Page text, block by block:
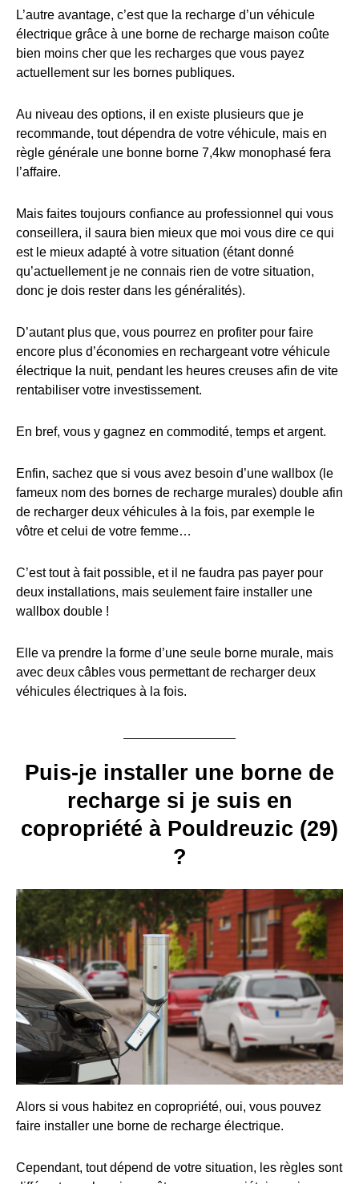
L’autre avantage, c’est que la recharge d’un véhicule
électrique grâce à une borne de recharge maison coûte
bien moins cher que les recharges que vous payez
actuellement sur les bornes publiques.
Au niveau des options, il en existe plusieurs que je
recommande, tout dépendra de votre véhicule, mais en
règle générale une bonne borne 7,4kw monophasé fera
l’affaire.
Mais faites toujours confiance au professionnel qui vous
conseillera, il saura bien mieux que moi vous dire ce qui
est le mieux adapté à votre situation (étant donné
qu’actuellement je ne connais rien de votre situation,
donc je dois rester dans les généralités).
D’autant plus que, vous pourrez en profiter pour faire
encore plus d’économies en rechargeant votre véhicule
électrique la nuit, pendant les heures creuses afin de vite
rentabiliser votre investissement.
En bref, vous y gagnez en commodité, temps et argent.
Enfin, sachez que si vous avez besoin d’une wallbox (le
fameux nom des bornes de recharge murales) double afin
de recharger deux véhicules à la fois, par exemple le
vôtre et celui de votre femme…
C’est tout à fait possible, et il ne faudra pas payer pour
deux installations, mais seulement faire installer une
wallbox double !
Elle va prendre la forme d’une seule borne murale, mais
avec deux câbles vous permettant de recharger deux
véhicules électriques à la fois.
Puis-je installer une borne de
recharge si je suis en
copropriété à Pouldreuzic (29)
?
Alors si vous habitez en copropriété, oui, vous pouvez
faire installer une borne de recharge électrique.
Cependant, tout dépend de votre situation, les règles sont